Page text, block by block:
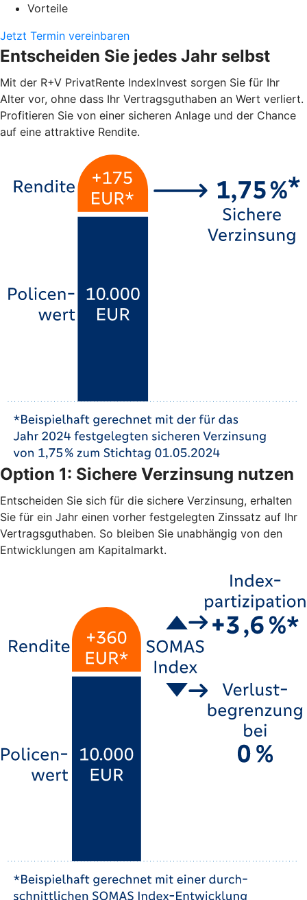
Vorteile
Jetzt Termin vereinbaren
Entscheiden Sie jedes Jahr selbst
Mit der R+V PrivatRente IndexInvest sorgen Sie für Ihr
Alter vor, ohne dass Ihr Vertragsguthaben an Wert verliert.
Profitieren Sie von einer sicheren Anlage und der Chance
auf eine attraktive Rendite.
Option 1: Sichere Verzinsung nutzen
Entscheiden Sie sich für die sichere Verzinsung, erhalten
Sie für ein Jahr einen vorher festgelegten Zinssatz auf Ihr
Vertragsguthaben. So bleiben Sie unabhängig von den
Entwicklungen am Kapitalmarkt.